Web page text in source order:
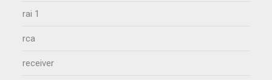
rai 1
rca
receiver